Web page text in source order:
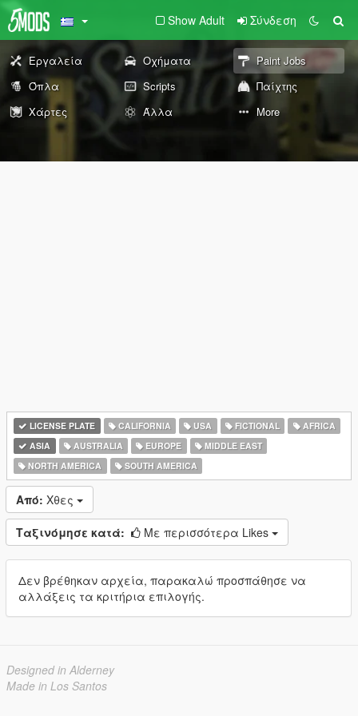
Show Adult Σύνδεση
Εργαλεία Οχήματα
Paint Jobs
Όπλα
Scripts
Παίχτης
Χάρτες
Άλλα More
LICENSE PLATE CALIFORNIA USA FICTIONAL
AFRICA
ASIA
AUSTRALIA EUROPE
MIDDLE EAST
NORTH AMERICA
SOUTH AMERICA
Από: Χθες
Ταξινόμησε κατά: Με περισσότερα Likes
Δεν βρέθηκαν αρχεία, παρακαλώ προσπάθησε να
αλλάξεις τα κριτήρια επιλογής.
Designed in Alderney
Made in Los Santos